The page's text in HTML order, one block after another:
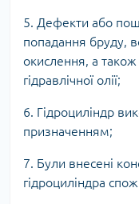
5. Дефекти або
попадання бруду,
окислення, а також
гідравлічної олії;
6. Гідроциліндр
призначенням;
7. Були внесені
гідроциліндра